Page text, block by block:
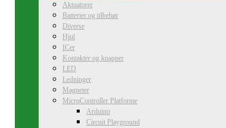
Aktuatorer
Batterier og tilbehør
Diverse
Hjul
ICer
Kontakter og knapper
LED
Ledninger
Magneter
MicroController Platforme
Arduino
Circuit Playground